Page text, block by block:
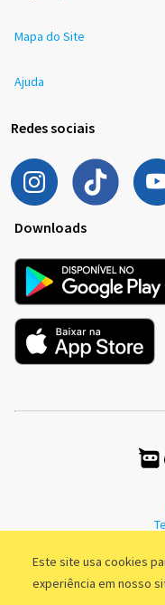
Este site usa cookies
experiência em nosso
Mapa do Site
Ajuda
Redes sociais
Downloads